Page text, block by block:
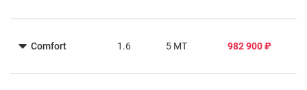
Comfort 1.6 5 MT 982 900 ₽